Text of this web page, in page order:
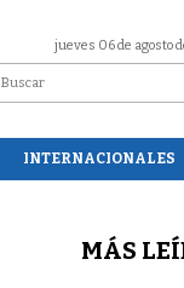
jueves 06 de agosto
INTERNACIONALES
MÁS